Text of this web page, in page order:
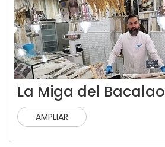
La Miga del Bacalao
AMPLIAR